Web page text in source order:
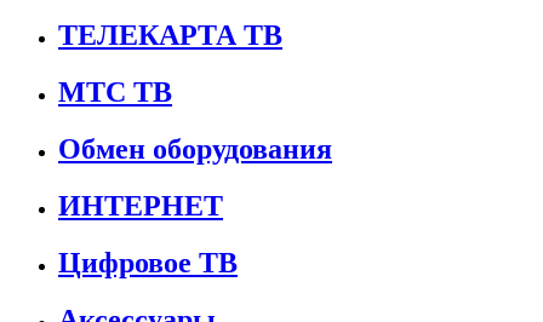
ТЕЛЕКАРТА ТВ
МТС ТВ
Обмен оборудования
ИНТЕРНЕТ
Цифровое ТВ